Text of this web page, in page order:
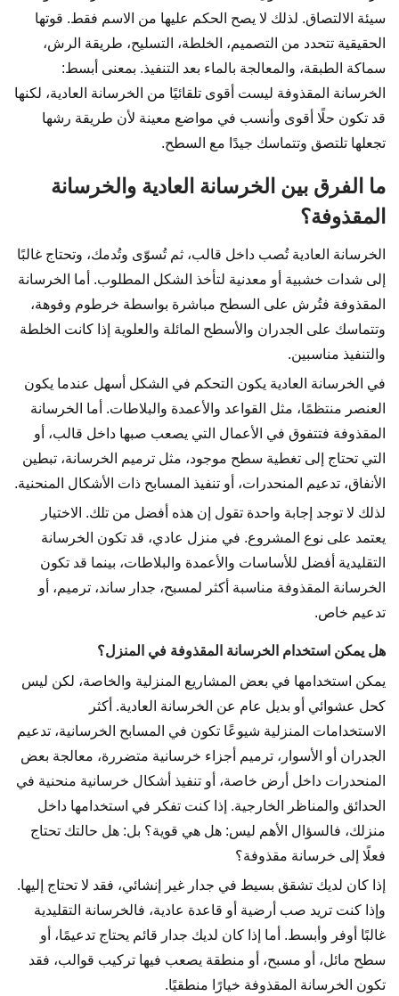
سيئة الالتصاق. لذلك لا يصح الحكم عليها من الاسم فقط. قوتها
الحقيقية تتحدد من التصميم، الخلطة، التسليح، طريقة الرش،
سماكة الطبقة، والمعالجة بالماء بعد التنفيذ. بمعنى أبسط:
الخرسانة المقذوفة ليست أقوى تلقائيًا من الخرسانة العادية، لكنها
قد تكون حلًا أقوى وأنسب في مواضع معينة لأن طريقة رشها
تجعلها تلتصق وتتماسك جيدًا مع السطح.
ما الفرق بين الخرسانة العادية والخرسانة
المقذوفة؟
الخرسانة العادية تُصب داخل قالب، ثم تُسوّى وتُدمك، وتحتاج غالبًا
إلى شدات خشبية أو معدنية لتأخذ الشكل المطلوب. أما الخرسانة
المقذوفة فتُرش على السطح مباشرة بواسطة خرطوم وفوهة،
وتتماسك على الجدران والأسطح المائلة والعلوية إذا كانت الخلطة
والتنفيذ مناسبين.
في الخرسانة العادية يكون التحكم في الشكل أسهل عندما يكون
العنصر منتظمًا، مثل القواعد والأعمدة والبلاطات. أما الخرسانة
المقذوفة فتتفوق في الأعمال التي يصعب صبها داخل قالب، أو
التي تحتاج إلى تغطية سطح موجود، مثل ترميم الخرسانة، تبطين
الأنفاق، تدعيم المنحدرات، أو تنفيذ المسابح ذات الأشكال المنحنية.
لذلك لا توجد إجابة واحدة تقول إن هذه أفضل من تلك. الاختيار
يعتمد على نوع المشروع. في منزل عادي، قد تكون الخرسانة
التقليدية أفضل للأساسات والأعمدة والبلاطات، بينما قد تكون
الخرسانة المقذوفة مناسبة أكثر لمسبح، جدار ساند، ترميم، أو
تدعيم خاص.
هل يمكن استخدام الخرسانة المقذوفة في المنزل؟
يمكن استخدامها في بعض المشاريع المنزلية والخاصة، لكن ليس
كحل عشوائي أو بديل عام عن الخرسانة العادية. أكثر
الاستخدامات المنزلية شيوعًا تكون في المسابح الخرسانية، تدعيم
الجدران أو الأسوار، ترميم أجزاء خرسانية متضررة، معالجة بعض
المنحدرات داخل أرض خاصة، أو تنفيذ أشكال خرسانية منحنية في
الحدائق والمناظر الخارجية. إذا كنت تفكر في استخدامها داخل
منزلك، فالسؤال الأهم ليس: هل هي قوية؟ بل: هل حالتك تحتاج
فعلًا إلى خرسانة مقذوفة؟
إذا كان لديك تشقق بسيط في جدار غير إنشائي، فقد لا تحتاج إليها.
وإذا كنت تريد صب أرضية أو قاعدة عادية، فالخرسانة التقليدية
غالبًا أوفر وأبسط. أما إذا كان لديك جدار قائم يحتاج تدعيمًا، أو
سطح مائل، أو مسبح، أو منطقة يصعب فيها تركيب قوالب، فقد
تكون الخرسانة المقذوفة خيارًا منطقيًا.